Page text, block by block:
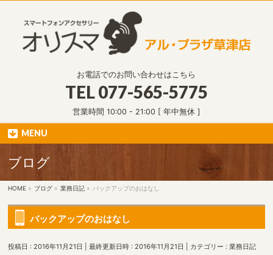
お電話でのお問い合わせはこちら
TEL077-565-5775
営業時間 10:00 - 21:00 [ 年中無休 ]
MENU
ブログ
HOME » ブログ » 業務日記 » バックアップのおはなし
バックアップのおはなし
投稿日 : 2016年11月21日 最終更新日時 : 2016年11月21日 カテゴリー :業務日記